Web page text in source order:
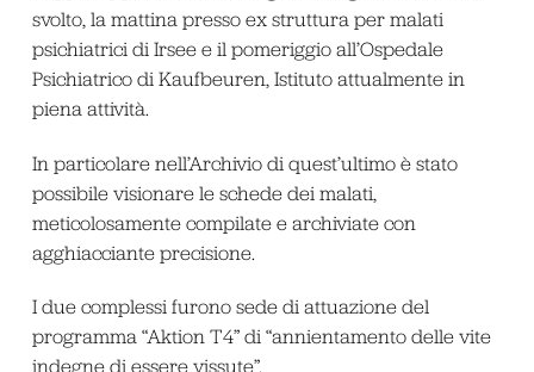
svolto, la mattina presso ex struttura per malati
psichiatrici di Irsee e il pomeriggio all’Ospedale
Psichiatrico di Kaufbeuren, Istituto attualmente in
piena attività.
In particolare nell’Archivio di quest’ultimo è stato
possibile visionare le schede dei malati,
meticolosamente compilate e archiviate con
agghiacciante precisione.
I due complessi furono sede di attuazione del
programma “Aktion T4” di “annientamento delle vite
indegne di essere vissute”.